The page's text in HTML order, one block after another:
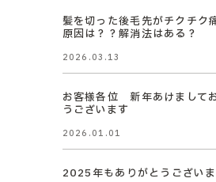
髪を切った後毛先がチクチク
原因は？？解消法はある？
2026.03.13
お客様各位 新年あけまして
うございます
2026.01.01
2025年もありがとうござい